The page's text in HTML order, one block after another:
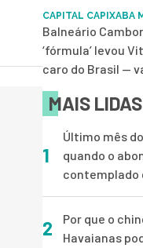
CAPITAL CAPIXABA
Balneário
‘fórmula’ levou
caro do Brasil —
MAIS LIDAS
1
Último mês
quando o
contemplado
2
Por que o
Havaianas